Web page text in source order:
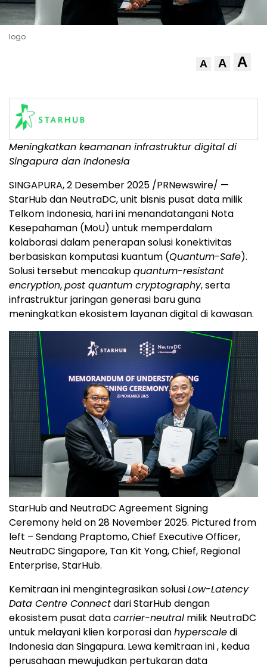
logo
A A A
Meningkatkan keamanan infrastruktur digital di
Singapura dan Indonesia
SINGAPURA, 2 Desember 2025 /PRNewswire/ —
StarHub dan NeutraDC, unit bisnis pusat data milik
Telkom Indonesia, hari ini menandatangani Nota
Kesepahaman (MoU) untuk memperdalam
kolaborasi dalam penerapan solusi konektivitas
berbasiskan komputasi kuantum (Quantum-Safe).
Solusi tersebut mencakupquantum-resistant
encryption,post quantum cryptography, serta
infrastruktur jaringan generasi baru guna
meningkatkan ekosistem layanan digital di kawasan.
StarHub and NeutraDC Agreement Signing
Ceremony held on 28 November 2025. Pictured from
left – Sendang Praptomo, Chief Executive Officer,
NeutraDC Singapore, Tan Kit Yong, Chief, Regional
Enterprise, StarHub.
Kemitraan ini mengintegrasikan solusiLow-Latency
Data Centre Connectdari StarHub dengan
ekosistem pusat datacarrier-neutral milik NeutraDC
untuk melayani klien korporasi danhyperscaledi
Indonesiadan Singapura. Lewa kemitraan ini , kedua
perusahaan mewujudkan pertukaran data